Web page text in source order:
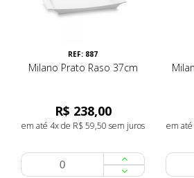
REF: 887
Milano Prato Raso 37cm
R$ 238,00
em até 4x de R$ 59,50 sem juros em